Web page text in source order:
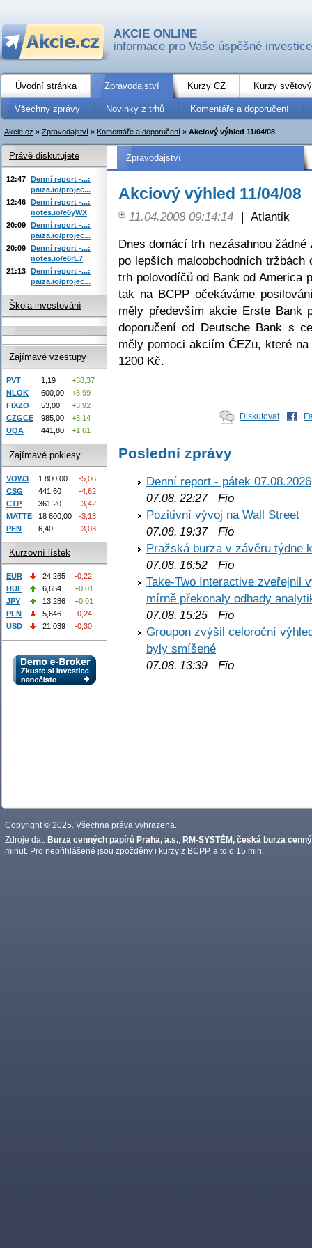
AKCIE ONLINE
informace pro Vaše úspěšné investice
Úvodní stránka Zpravodajství Kurzy CZ Kurzy
Všechny zprávy Novinky z trhů Komentáře a doporučení
Akcie.cz » Zpravodajství » Komentáře a doporučení » Akciový výhled 11/04/08
Zpravodajství
Akciový výhled 11/04/08
11.04.2008 09:14:14 | Atlantik
Dnes domácí trh nezásahnou
po lepších maloobchodních
trh polovodíčů od Bank od America
tak na BCPP očekáváme
měly především akcie Erste Bank
doporučení od Deutsche Bank s
měly pomoci akciím ČEZu, které
1200 Kč.
Diskutovat
Poslední zprávy
Denní report - pátek 07.08.2026
07.08. 22:27Fio
Pozitivní vývoj na Wall Street
07.08. 19:37Fio
Pražská burza v závěru týdne
07.08. 16:52 Fio
Take-Two Interactive zveřejnil
mírně překonaly odhady
07.08. 15:25 Fio
Groupon zvýšil celoroční
byly smíšené
07.08. 13:39 Fio
Právě diskutujete
12:47 Denní report -...:
paiza.io/projec...
12:46 Denní report -...:
notes.io/e6yWX
20:09 Denní report -...:
paiza.io/projec...
20:09 Denní report -...:
notes.io/e6rL7
21:13 Denní report -...:
paiza.io/projec...
Škola investování
Zajímavé vzestupy
PVT 1,19
+38,37
NLOK
600,00
+3,99
FIXZO
53,00
+3,92
CZGCE
985,00
+3,14
UQA
441,80 +1,61
Zajímavé poklesy
VOW3 1 800,00
-5,06
CSG
441,60
-4,62
CTP
361,20
-3,42
MATTE
18 600,00
-3,13
PEN
6,40 -3,03
Kurzovní lístek
EUR 24,265
-0,22
HUF
6,654
+0,01
JPY
13,286
+0,01
PLN
5,646
-0,24
USD
21,039 -0,30
Copyright © 2025. Všechna práva vyhrazena.
Zdroje dat: Burza cenných papírů Praha, a.s. RM-SYSTÉM, česká burza
minut. Pro nepřihlášené jsou zpožděny i kurzy z BCPP, a to o 15 min.